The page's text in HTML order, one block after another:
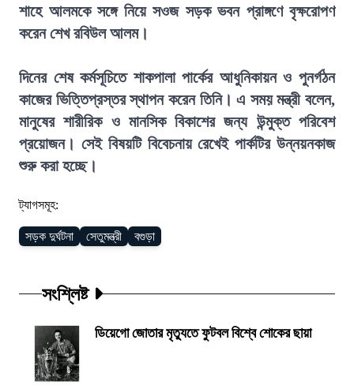
শাহে আলমকে সঙ্গে নিয়ে সওজ সড়ক ভবন প্রাঙ্গণে বৃক্ষরোপণ
করেন শেখ রবিউল আলম।
দিনের শেষ কর্মসূচিতে শাকপালা পার্কের আধুনিকায়ন ও পুনর্গঠন
কাজের ভিত্তিপ্রস্তর স্থাপন করেন তিনি। এ সময় মন্ত্রী বলেন,
মানুষের শারীরিক ও মানসিক বিকাশের জন্য উন্মুক্ত পরিবেশ
প্রয়োজন। সেই বিষয়টি বিবেচনায় রেখেই পার্কটির উন্নয়নকাজ
শুরু করা হচ্ছে।
ট্যাগসমূহ:
সড়ক দুর্ঘটনা সেতুমন্ত্রী বগুড়া
সংশ্লিষ্ট
ডিয়েগো জোতার মৃত্যুতে ফুটবল বিশ্বে শোকের ছায়া